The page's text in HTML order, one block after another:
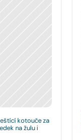
kotouče za
na žulu i